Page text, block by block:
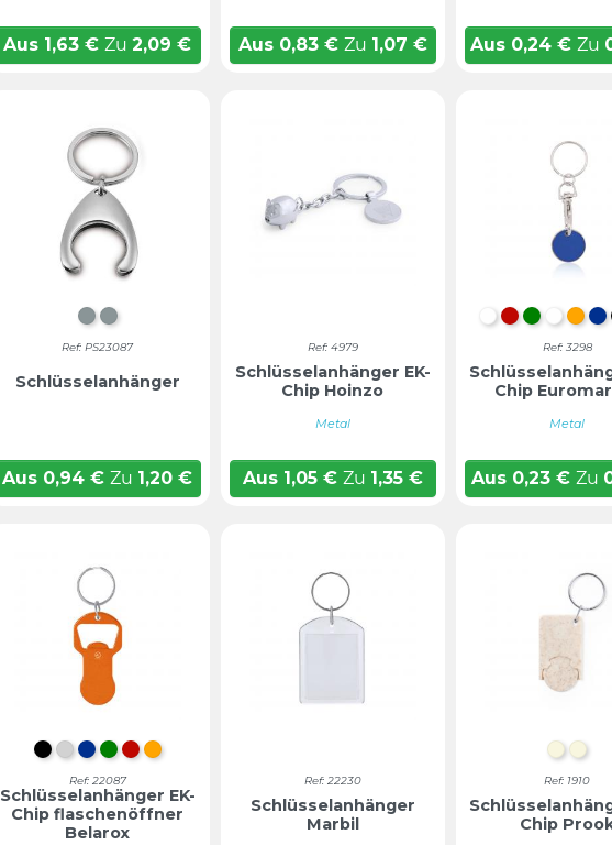
Aus 1,63€ Zu2,09€ Aus0,83 € Zu 1,07 € Aus 0,24€ Zu
Chrom mattiert
CHROM MATTIERT
Ref: PS23087
Schlüsselanhänger
Aus 0,94€ Zu 1,20€
Ref: 4979
Schlüsselanhänger EK-
Chip Hoinzo
Metal
Aus1,05 € Zu 1,35 €
WEIß
RotGrünWeiß
Ref: 3298
Chip
Metal
Aus 0,23€ Zu
SCHWARZ
SILBER
BLAU
GRÜN
ROTORANGE
Ref: 22087
Schlüsselanhänger EK-
Chip flaschenöffner
Belarox
Ref: 22230
Schlüsselanhänger
Marbil
Natur
Ref: 1910
Chip